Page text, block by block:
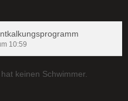
10:59
keinen Schwimmer.